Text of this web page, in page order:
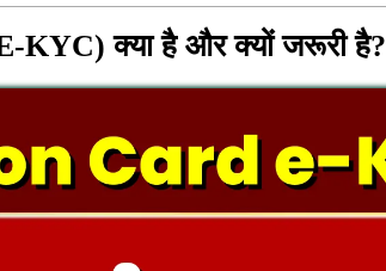
KYC) क्या है और क्यों जरूरी है?